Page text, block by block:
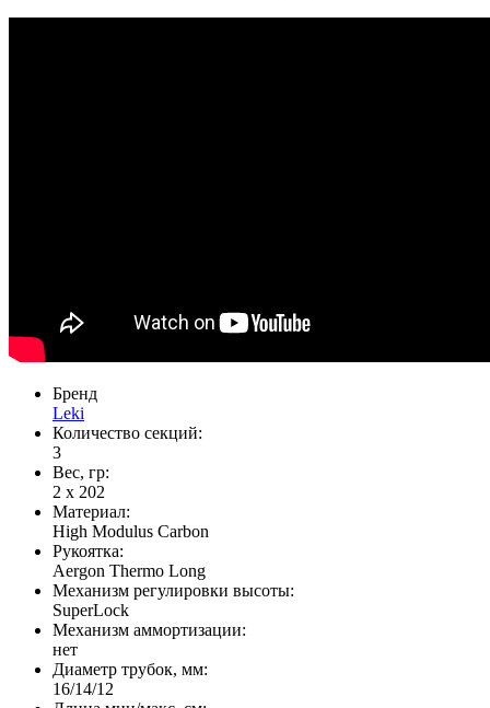
Бренд
Leki
Количество секций:
3
Вес, гр:
2 х 202
Материал:
High Modulus Carbon
Рукоятка:
Aergon Thermo Long
Механизм регулировки высоты:
SuperLock
Механизм аммортизации:
нет
Диаметр трубок, мм:
16/14/12